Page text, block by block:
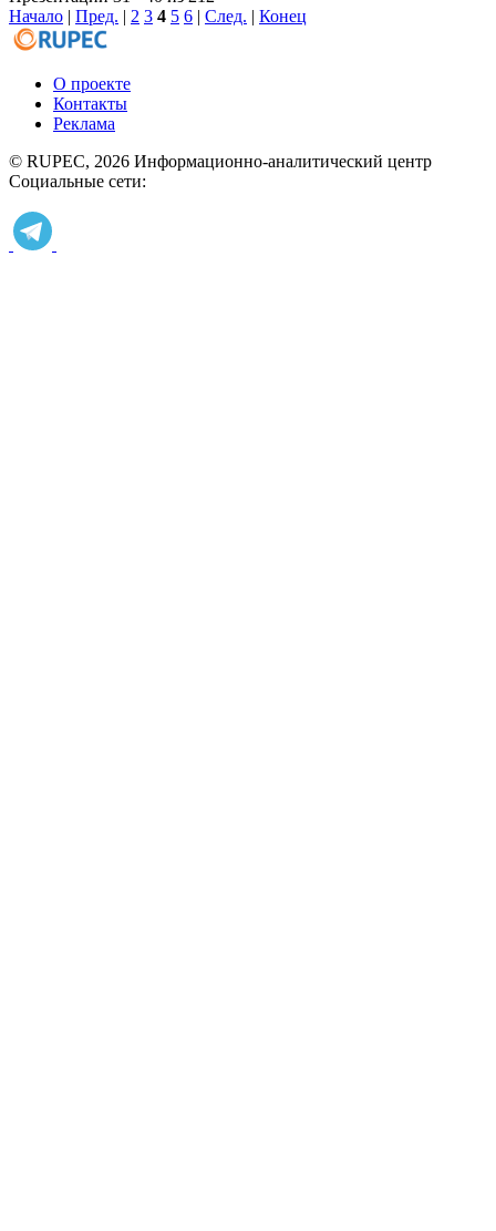
Начало | Пред. | 2 3 4 5 6 | След. | Конец
О проекте
Контакты
Реклама
© RUPEC, 2026 Информационно-аналитический центр
Социальные сети: